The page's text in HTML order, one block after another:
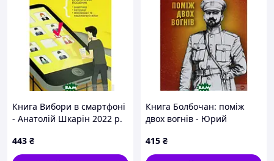
Книга Вибори в смартфоні
- Анатолій Шкарін 2022 р.
443 ₴
Книга Болбочан: поміж
двох вогнів - Юрий
415 ₴